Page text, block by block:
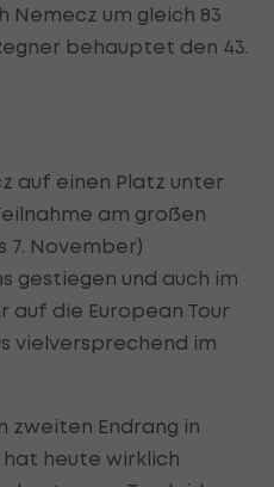
Nemecz um gleich 83
behauptet den 43.
auf einen Platz unter
am großen
7. November)
gestiegen und auch im
auf die European Tour
vielversprechend im
zweiten Endrang in
hat heute wirklich